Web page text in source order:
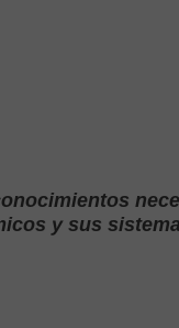
y sus